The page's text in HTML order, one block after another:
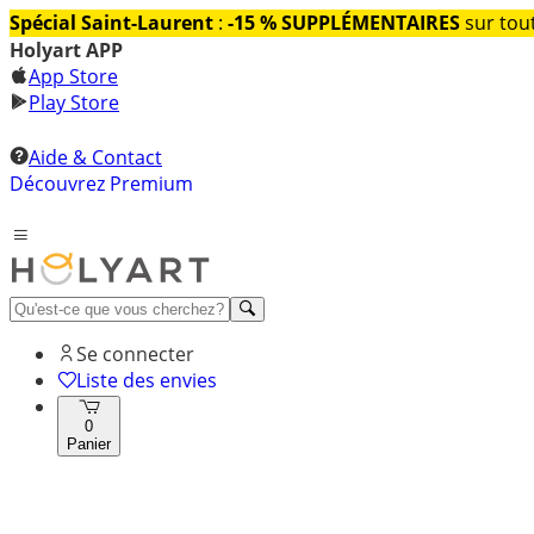
Spécial Saint-Laurent : -15 % SUPPLÉMENTAIRESsur
Holyart APP
App Store
Play Store
Aide & Contact
Découvrez Premium
Se connecter
Liste des envies
0
Panier